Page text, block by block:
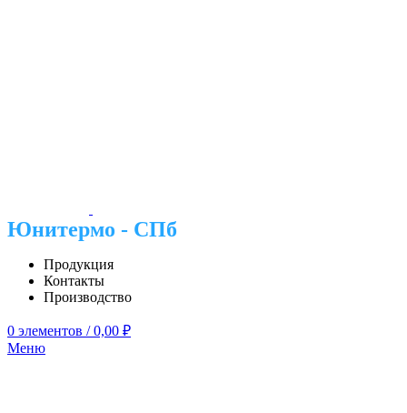
Юнитермо - СПб
Продукция
Контакты
Производство
0 элементов / 0,00 ₽
Меню